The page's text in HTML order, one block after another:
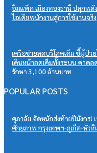
อิมแพ็ค เมืองทองธานี ปลุกพลั
ไอเดียพนักงานสู่การใช้งานจริง
เครือข่ายลดบริโภคเค็ม ชี้ผู้ป่ว
เดินหน้าลดเค็มทั้งระบบ คาดล
รักษา 3,100 ล้านบาท
POPULAR POSTS
ศุภาลัย จัดหนักส่งท้ายปีมังกร!
ศักยภาพ กรุงเทพฯ-ภูเก็ต-หัว